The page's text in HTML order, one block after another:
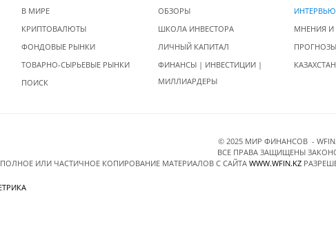
В МИРЕ
КРИПТОВАЛЮТЫ
ФОНДОВЫЕ РЫНКИ
ТОВАРНО-СЫРЬЕВЫЕ РЫНКИ
ПОИСК
ОБЗОРЫ
ШКОЛА ИНВЕСТОРА
ЛИЧНЫЙ КАПИТАЛ
ФИНАНСЫ | ИНВЕСТИЦИИ |
МИЛЛИАРДЕРЫ
ИНТЕРВЬЮ
МНЕНИЯ
ПРОГНОЗЫ
© 2025 МИР ФИНАНСОВ -
ВСЕ ПРАВА ЗАЩИЩЕНЫ
ПОЛНОЕ ИЛИ ЧАСТИЧНОЕ КОПИРОВАНИЕ МАТЕРИАЛОВ C САЙТА WWW.WFIN.KZ